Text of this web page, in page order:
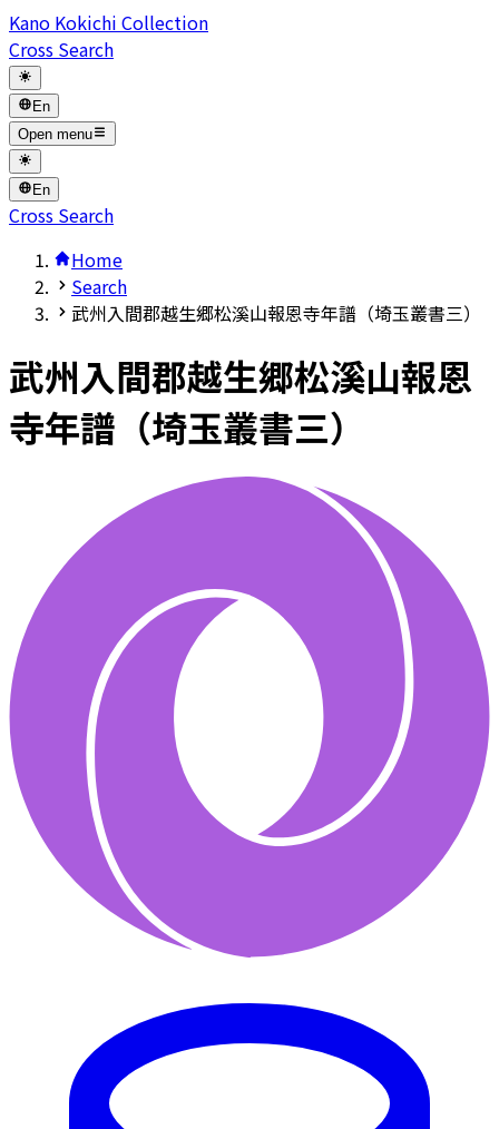
Kano Kokichi Collection
Cross Search
En
Open menu
En
Cross Search
Home
Search
武州入間郡越生郷松溪山報恩寺年譜（埼玉叢書三）
武州入間郡越生郷松溪山報恩
寺年譜（埼玉叢書三）